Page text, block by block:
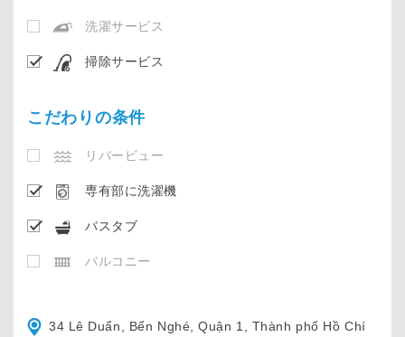
洗濯サービス
掃除サービス
こだわりの条件
リバービュー
専有部に洗濯機
バスタブ
バルコニー
34 Lê Duẩn, Bến Nghé, Quận 1, Thành phố Hồ Chí